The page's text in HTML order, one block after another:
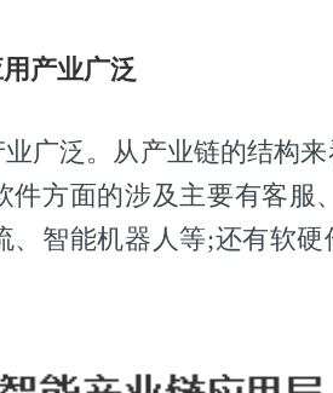
产业广泛
广泛。从产业链的结构
方面的涉及主要有客服
智能机器人等;还有软硬